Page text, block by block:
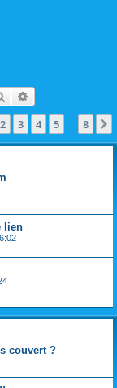
Rechercher
1sur8
2 3 4 5 8
lien
couvert ?